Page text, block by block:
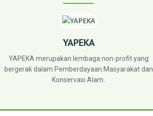
YAPEKA
YAPEKA merupakan lembaga non-profit yang
bergerak dalam Pemberdayaan Masyarakat dan
Konservasi Alam.